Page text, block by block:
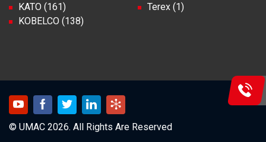
KATO (161)
KOBELCO (138)
Terex (1)
© UMAC 2026. All Rights Are Reserved